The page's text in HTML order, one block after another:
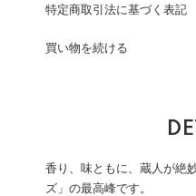
特定商取引法に基づく表記
買い物を続ける
香り、味ともに、蔵人が絶
ズ」の最高峰です。